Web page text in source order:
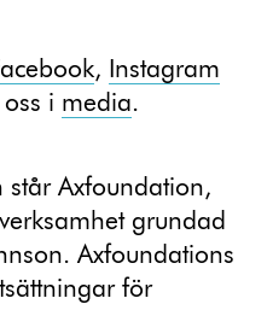
,
Instagram
i media.
Axfoundation,
grundad
Axfoundations
för